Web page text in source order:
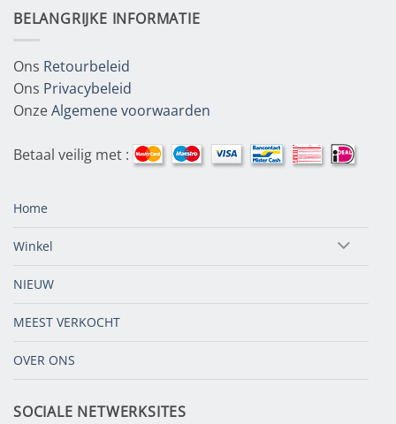
BELANGRIJKE INFORMATIE
Ons Retourbeleid
Ons Privacybeleid
OnzeAlgemene voorwaarden
Betaal veilig met :
Home
Winkel
NIEUW
MEEST VERKOCHT
OVER ONS
SOCIALE NETWERKSITES